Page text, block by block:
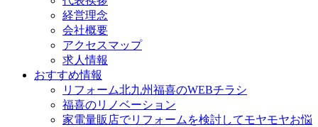
経営理念
会社概要
アクセスマップ
求人情報
おすすめ情報
リフォーム北九州福喜のWEBチラシ
福喜のリノベーション
家電量販店でリフォームを検討してモヤモヤお悩